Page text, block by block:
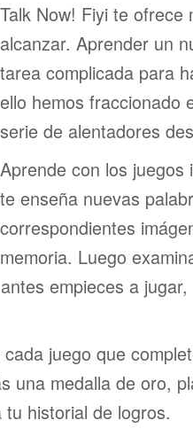
Talk Now! Fiyi te ofrece
alcanzar. Aprender un
tarea complicada para
ello hemos fraccionado
serie de alentadores
Aprende con los juegos
te enseña nuevas
correspondientes
memoria. Luego
empieces a
juego que
una medalla de oro,
historial de logros.